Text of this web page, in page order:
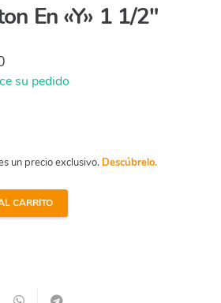
En «Y» 1 1/2″
su pedido
un precio exclusivo. Descúbrelo.
CARRITO